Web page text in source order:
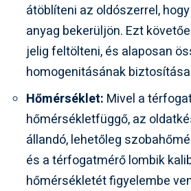
átöblíteni az oldószerrel,
anyag bekerüljön. Ezt
jelig feltölteni, és alaposan
homogenitásának
Hőmérséklet: Mivel a
hőmérsékletfüggő, az
állandó, lehetőleg
és a térfogatmérő lombik
hőmérsékletét figyelembe